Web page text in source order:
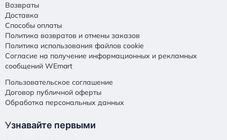
Возвраты
Доставка
Способы оплаты
Политика возвратов и отмены заказов
Политика использования файлов cookie
Согласие на получение информационных и рекламных
сообщений WEmart
Пользовательское соглашение
Договор публичной оферты
Обработка персональных данных
Узнавайте первыми